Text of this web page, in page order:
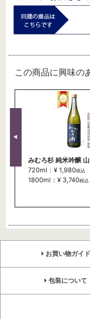
この商品に興味の
みむろ杉 純米吟醸
720ml：¥ 1,980税込
1800ml：¥ 3,740税込
お買い物ガイド
包装について